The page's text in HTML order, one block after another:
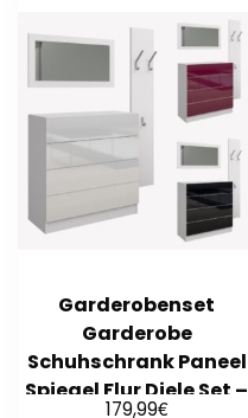
Garderobenset
Garderobe
Schuhschrank Paneel
Spiegel Flur Diele Set –
179,99€